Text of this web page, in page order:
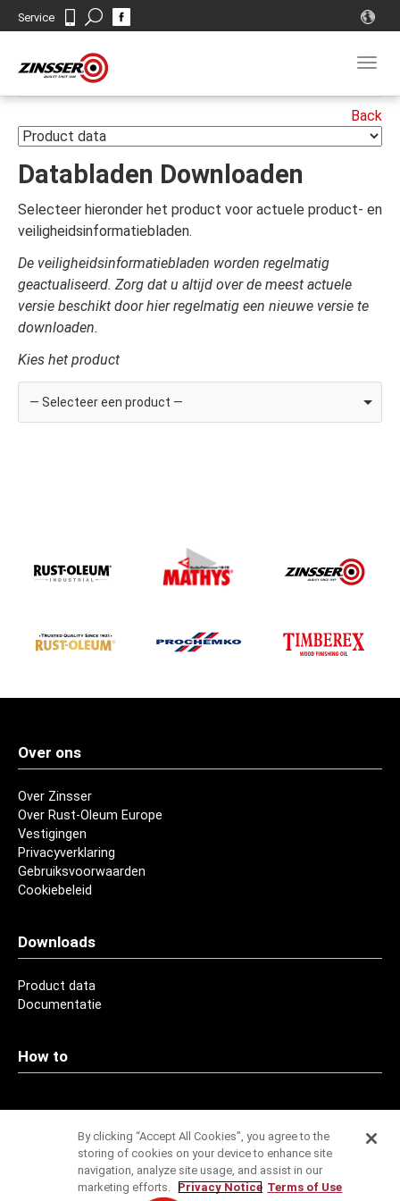
Service ContactSearch
Databladen Downloaden
Selecteer hieronder het product voor actuele product- en
veiligheidsinformatiebladen.
De veiligheidsinformatiebladen worden regelmatig
geactualiseerd. Zorg dat u altijd over de meest actuele
versie beschikt door hier regelmatig een nieuwe versie te
downloaden.
Kies het product
— Selecteer een product —
Over ons
Over Zinsser
Over Rust-Oleum Europe
Vestigingen
Privacyverklaring
Gebruiksvoorwaarden
Cookiebeleid
Downloads
Product data
Documentatie
How to
Contact
By clicking “Accept All Cookies”, you agree to the
storing of cookies on your device to enhance site
navigation, analyze site usage, and assist in our
marketing efforts.
Privacy Notice Terms of Use